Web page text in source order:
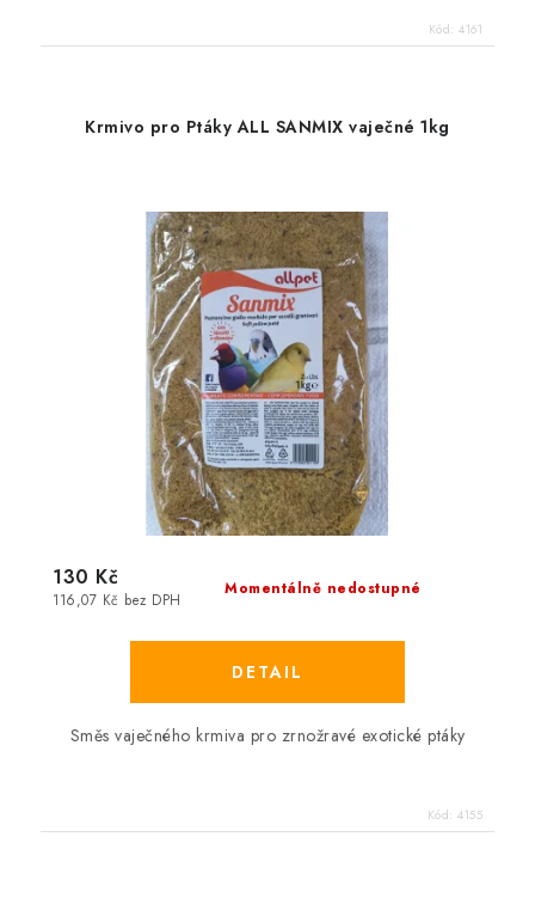
Kód: 4161
Krmivo pro Ptáky ALL SANMIX vaječné 1kg
Momentálně nedostupné
116,07 Kč bez DPH
130 Kč
Směs vaječného krmiva pro zrnožravé exotické ptáky
Kód: 4155